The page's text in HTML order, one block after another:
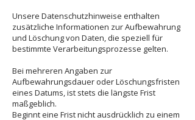
Unsere Datenschutzhinweise enthalten
zusätzliche Informationen zur Aufbewahrung
und Löschung von Daten, die speziell für
bestimmte Verarbeitungsprozesse gelten.
Bei mehreren Angaben zur
Aufbewahrungsdauer oder Löschungsfristen
eines Datums, ist stets die längste Frist
maßgeblich.
Beginnt eine Frist nicht ausdrücklich zu einem